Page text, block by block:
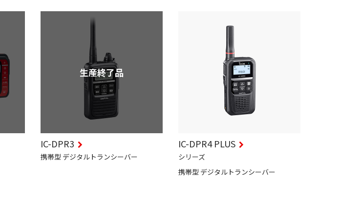
生産終了品
IC-DPR3
携帯型 デジタルトランシーバー
IC-DPR4PLUS
シリーズ
携帯型 デジタルトランシーバー